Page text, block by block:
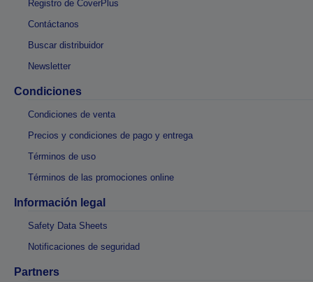
Registro de CoverPlus
Contáctanos
Buscar distribuidor
Newsletter
Condiciones
Condiciones de venta
Precios y condiciones de pago y entrega
Términos de uso
Términos de las promociones online
Información legal
Safety Data Sheets
Notificaciones de seguridad
Partners